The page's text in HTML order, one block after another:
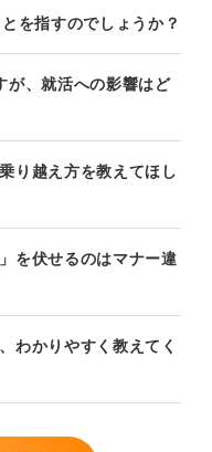
を指すのでしょうか？
が、就活への影響はど
り越え方を教えてほし
を伏せるのはマナー違
わかりやすく教えてく